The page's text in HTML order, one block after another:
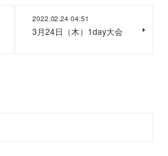
2022.02.24 04:51
3月24日（木）1day大会